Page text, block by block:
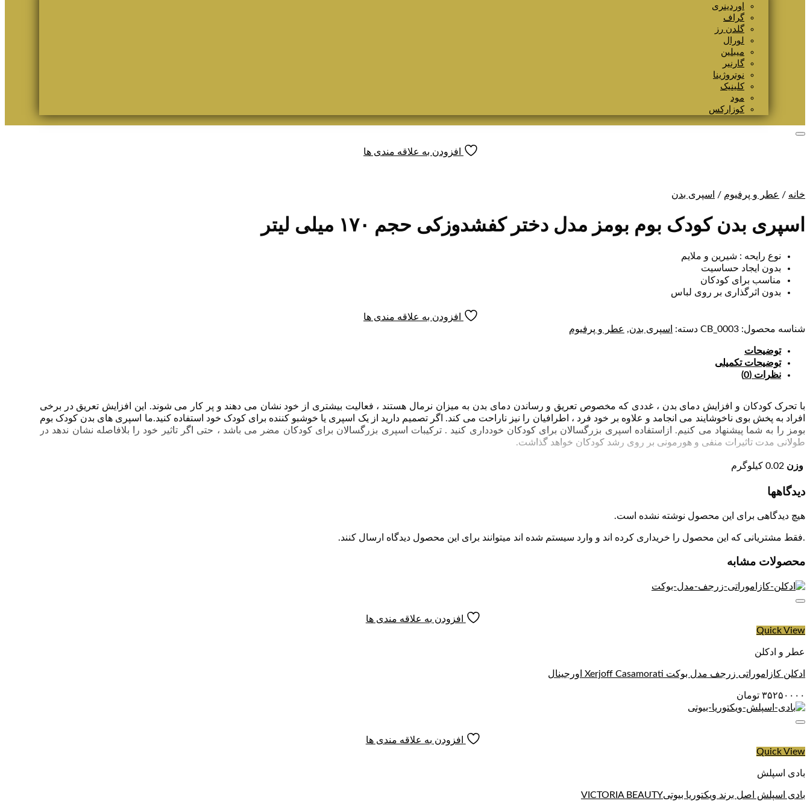
اوردینری
گراف
گلدن رز
لورال
میبلین
گارنیر
نوتروژینا
کلینیک
مود
کوزارکس
افزودن به علاقه مندی ها
خانه / عطر و پرفیوم / اسپری بدن
اسپری بدن کودک بوم بومز مدل دختر کفشدوزکی حجم ۱۷۰ میلی لیتر
نوع رایحه : شیرین و ملایم
بدون ایجاد حساسیت
مناسب برای کودکان
بدون اثرگذاری بر روی لباس
افزودن به علاقه مندی ها
شناسه محصول: CB_0003 دسته: اسپری بدن, عطر و پرفیوم
توضیحات
توضیحات تکمیلی
نظرات (0)
با تحرک کودکان و افزایش دمای بدن ، غددی که مخصوص تعریق و رساندن دمای بدن به میزان نرمال هستند ، فعالیت بیشتری از خود نشان می‌ دهند و پر کار می‌ شوند. این افزایش تعریق در برخی
افراد به پخش بوی ناخوشایند می‌ انجامد و علاوه‌ بر خود فرد ، اطرافیان را نیز ناراحت می‌ کند. اگر تصمیم دارید از یک اسپری یا خوشبو کننده برای کودک خود استفاده کنید.ما اسپری های بدن کودک بوم
بومز را به شما پیشنهاد می کنیم. ازاستفاده اسپری بزرگسالان برای کودکان خودداری کنید . ترکیبات اسپری بزرگسالان برای کودکان مضر می باشد ، حتی اگر تاثیر خود را بلافاصله نشان ندهد در
طولانی مدت تاثیرات منفی و هورمونی بر روی رشد کودکان خواهد گذاشت.
وزن 0.02 کیلوگرم
دیدگاهها
هیچ دیدگاهی برای این محصول نوشته نشده است.
.فقط مشتریانی که این محصول را خریداری کرده اند و وارد سیستم شده اند میتوانند برای این محصول دیدگاه ارسال کنند.
محصولات مشابه
افزودن به علاقه مندی ها
Quick View
عطر و ادکلن
ادکلن کازاموراتی زرجف مدل بوکت Xerjoff Casamorati اورجینال
۳۵۲۵۰۰۰۰ تومان
افزودن به علاقه مندی ها
Quick View
بادی اسپلش
بادی اسپلش اصل برند ویکتوریا بیوتیVICTORIA BEAUTY